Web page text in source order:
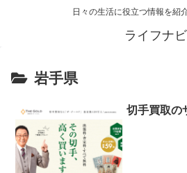
日々の生活に役立つ情報を紹
ライフナビ
岩手県
切手買取の